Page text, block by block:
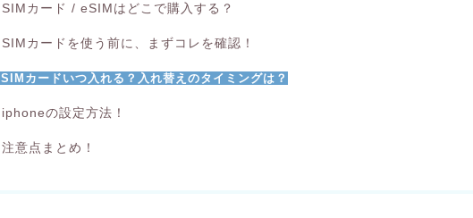
SIMカード / eSIMはどこで購入する？
SIMカードを使う前に、まずコレを確認！
SIMカードいつ入れる？入れ替えのタイミングは？
iphoneの設定方法！
注意点まとめ！